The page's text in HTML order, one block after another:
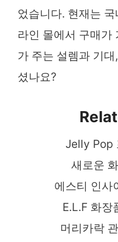
었습니다. 현재는
라인 몰에서 구매가
가 주는 설렘과 기
셨나요?
Jelly Pop
새로운
에스티 인사
E.L.F 화장
머리카락